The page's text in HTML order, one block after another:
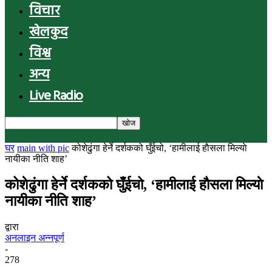
विचार
खेलकुद
विश्व
अन्य
Live Radio
घर main with pic कोशेढुंगा हेर्ने दर्शकको घुँईचो, ‘हामीलाई हाैसला मिल्याे
नायीका नीति शाह’
कोशेढुंगा हेर्ने दर्शकको घुँईचो, ‘हामीलाई हाैसला मिल्याे
नायीका नीति शाह’
द्वारा
अनलाइन अन्नपूर्ण
-
278